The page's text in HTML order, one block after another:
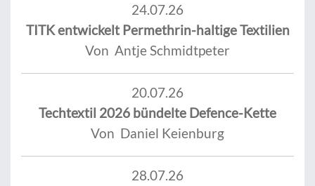
24.07.26
TITK entwickelt Permethrin-haltige Textilien
Von Antje Schmidtpeter
20.07.26
Techtextil 2026 bündelte Defence-Kette
Von Daniel Keienburg
28.07.26